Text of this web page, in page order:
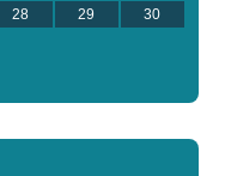
28 29
30